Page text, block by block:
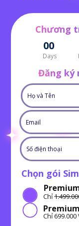
Chương
Chọn gói
Chỉ 699.000
Chỉ
00
Days
Đăng ký